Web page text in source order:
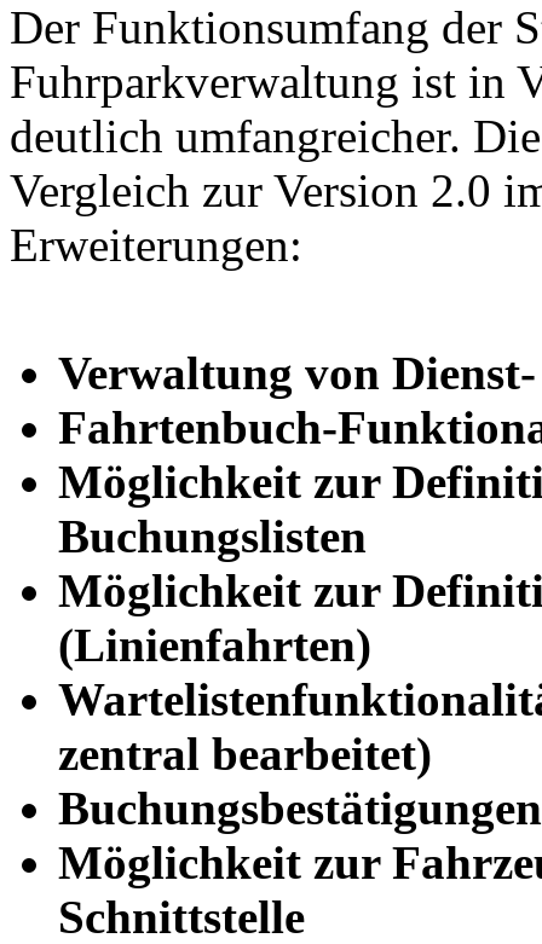
Der Funktionsumfang der
Fuhrparkverwaltung ist in
deutlich umfangreicher.
Vergleich zur Version 2.0
Erweiterungen:
Verwaltung von
Fahrtenbuch-
Möglichkeit zur
Buchungslisten
Möglichkeit zur
(Linienfahrten)
zentral bearbeitet)
Möglichkeit zur
Schnittstelle